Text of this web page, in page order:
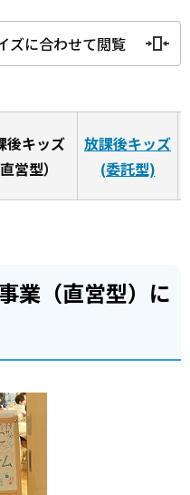
ズに合わせて閲覧
後キッズ
直営型）
放課後キッズ
(委託型)
業（直営型）に